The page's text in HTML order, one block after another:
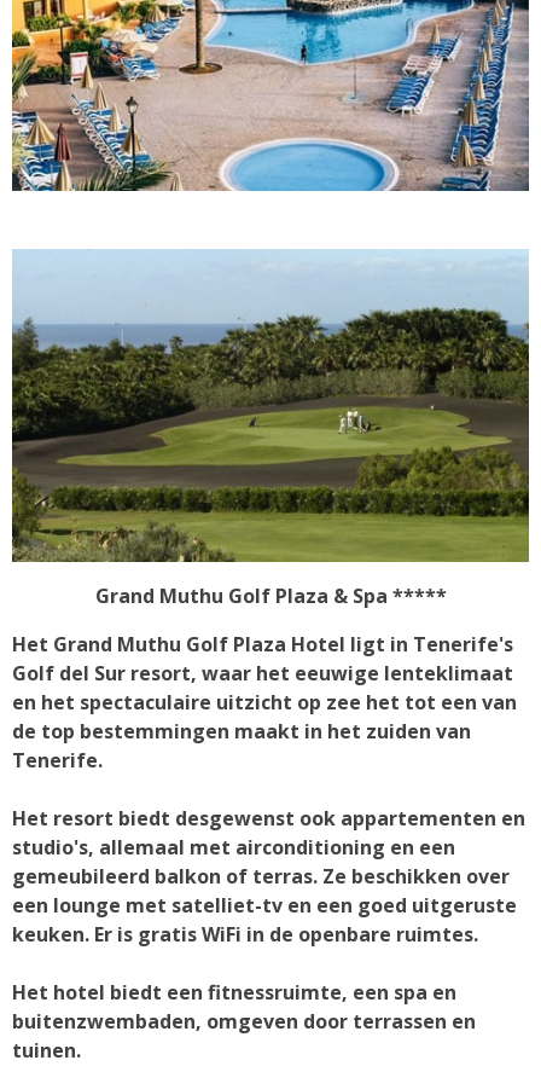
Grand Muthu Golf Plaza & Spa *****
Het Grand Muthu Golf Plaza Hotel ligt in Tenerife's
Golf del Sur resort, waar het eeuwige lenteklimaat
en het spectaculaire uitzicht op zee het tot een van
de top bestemmingen maakt in het zuiden van
Tenerife.
Het resort biedt desgewenst ook appartementen en
studio's, allemaal met airconditioning en een
gemeubileerd balkon of terras. Ze beschikken over
een lounge met satelliet-tv en een goed uitgeruste
keuken. Er is gratis WiFi in de openbare ruimtes.
Het hotel biedt een fitnessruimte, een spa en
buitenzwembaden, omgeven door terrassen en
tuinen.